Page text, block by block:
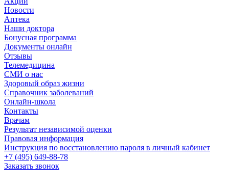
Новости
Аптека
Наши доктора
Бонусная программа
Документы онлайн
Отзывы
Телемедицина
СМИ о нас
Здоровый образ жизни
Справочник заболеваний
Онлайн-школа
Контакты
Врачам
Результат независимой оценки
Правовая информация
Инструкция по восстановлению пароля в личный кабинет
+7 (495) 649-88-78
Заказать звонок